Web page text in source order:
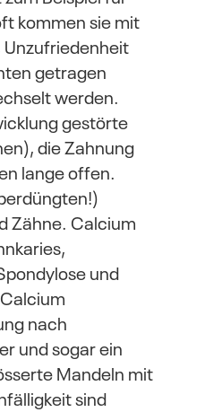
kommen sie mit
Unzufriedenheit
getragen
werden.
gestörte
die Zahnung
lange offen.
Zähne. Calcium
und
nach
und sogar ein
Mandeln mit
sind